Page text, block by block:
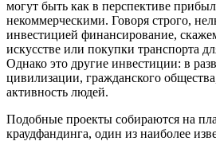
могут быть как в перспективе
некоммерческими. Говоря строго,
инвестицией финансирование,
искусстве или покупки транспорта
Однако это другие инвестиции: в
цивилизации, гражданского
активность людей.
Подобные проекты собираются на
краудфандинга, один из наиболее